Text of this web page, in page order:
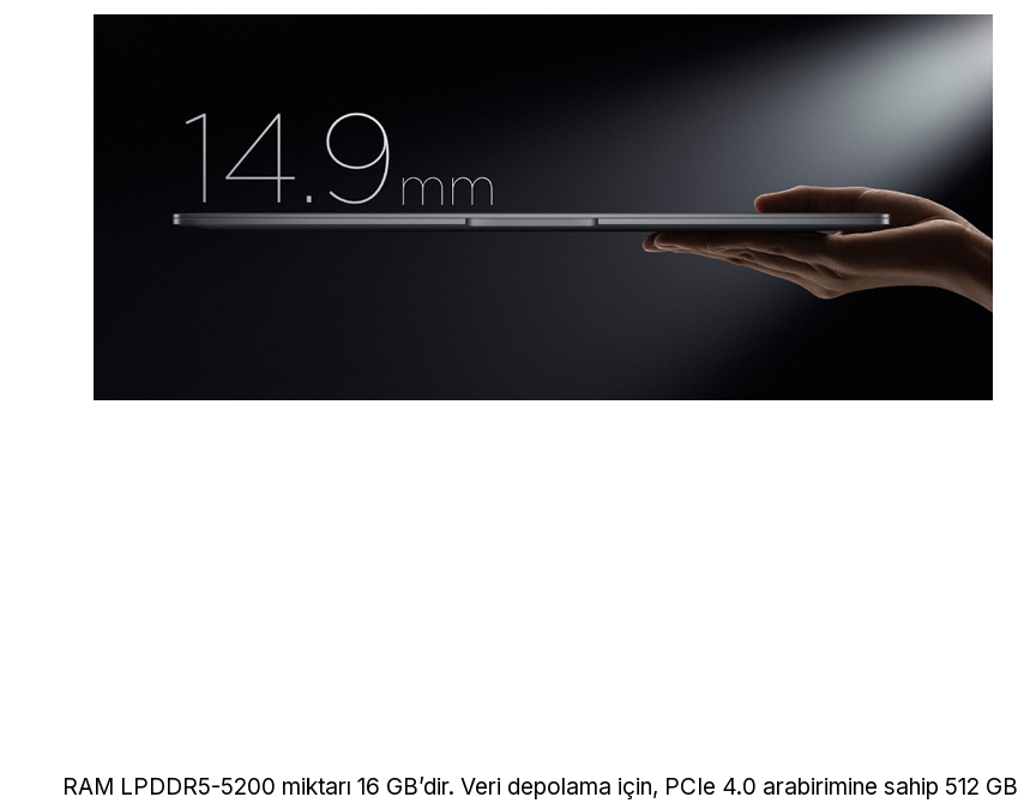
RAM LPDDR5-5200 miktarı 16 GB’dir. Veri depolama için, PCIe 4.0 arabirimine sahip 512 GB